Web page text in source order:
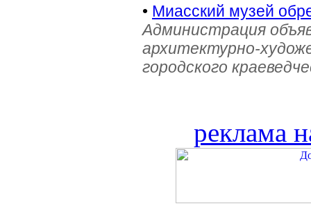
• Миасский музей
Администрация
архитектурно-
городского
реклама